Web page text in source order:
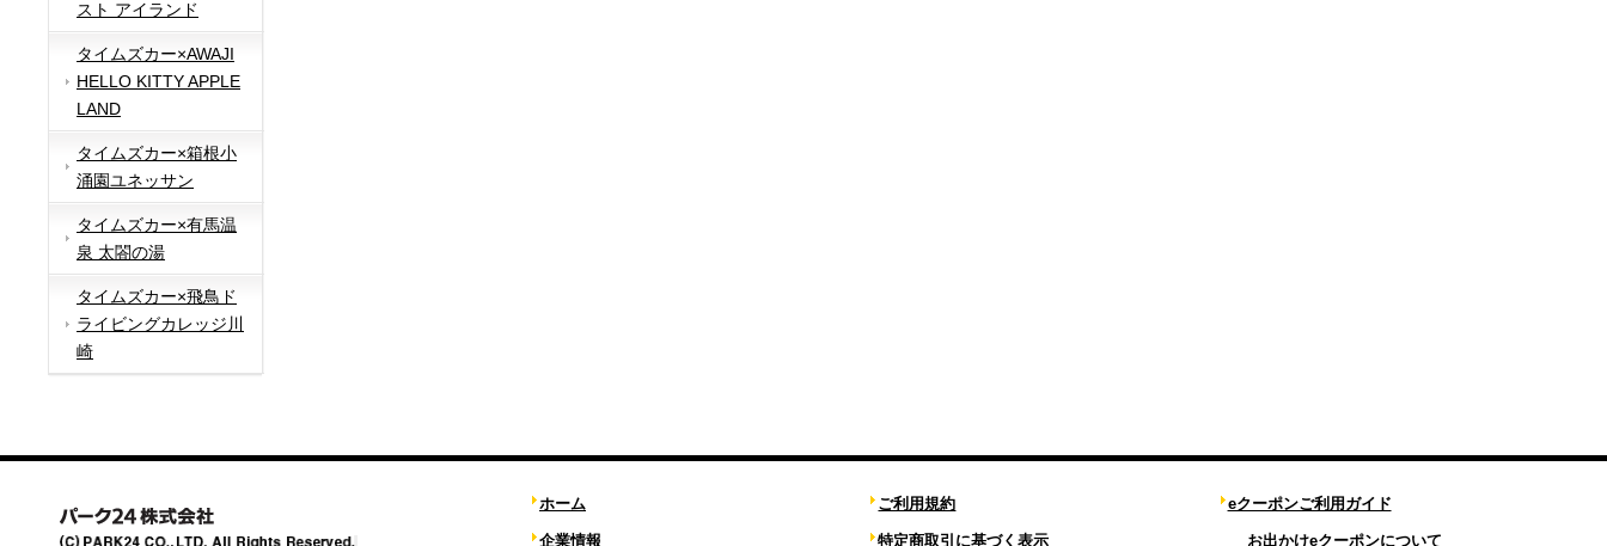
スト アイランド
タイムズカー×AWAJI
HELLO KITTY APPLE
LAND
タイムズカー×箱根小
涌園ユネッサン
タイムズカー×有馬温
泉 太閤の湯
タイムズカー×飛鳥ド
ライビングカレッジ川
崎
ホーム
企業情報
ご利用規約
特定商取引に基づく表示
eクーポンご利用ガイド
お出かけeクーポンについて